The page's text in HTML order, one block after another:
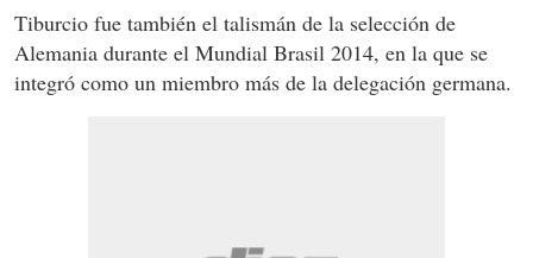
Tiburcio fue también el talismán de la selección de
Alemania durante el Mundial Brasil 2014, en la que se
integró como un miembro más de la delegación germana.